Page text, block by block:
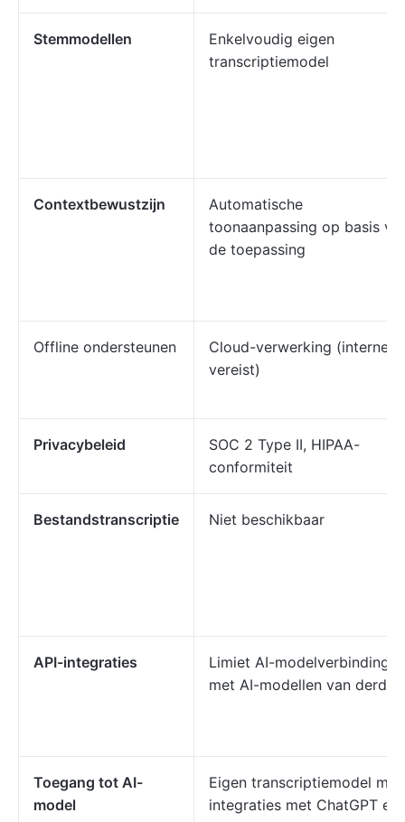
Stemmodellen
Enkelvoudig eigen
transcriptiemodel
Contextbewustzijn
Automatische
toonaanpassing op basis
de toepassing
Offline ondersteunen
Cloud-verwerking (internet
vereist)
Privacybeleid
SOC 2 Type II, HIPAA-
conformiteit
Bestandstranscriptie Niet beschikbaar
API-integraties
Limiet AI-modelverbindingen
met AI-modellen van derden
Toegang tot AI-
model
Eigen transcriptiemodel met
integraties met ChatGPT en